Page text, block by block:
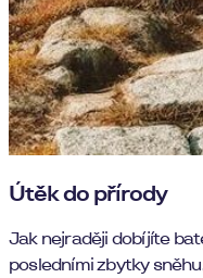
Útěk do přírody
Jak nejraději dobíjíte
posledními zbytky